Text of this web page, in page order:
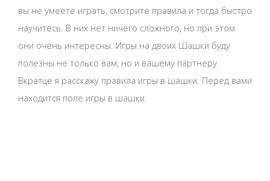
вы не умеете играть, смотрите правила и тогда быстро
научитесь. В них нет ничего сложного, но при этом
они очень интересны. Игры на двоих Шашки буду
полезны не только вам, но и вашему партнеру.
Вкратце я расскажу правила игры в шашки. Перед вами
находится поле игры в шашки.